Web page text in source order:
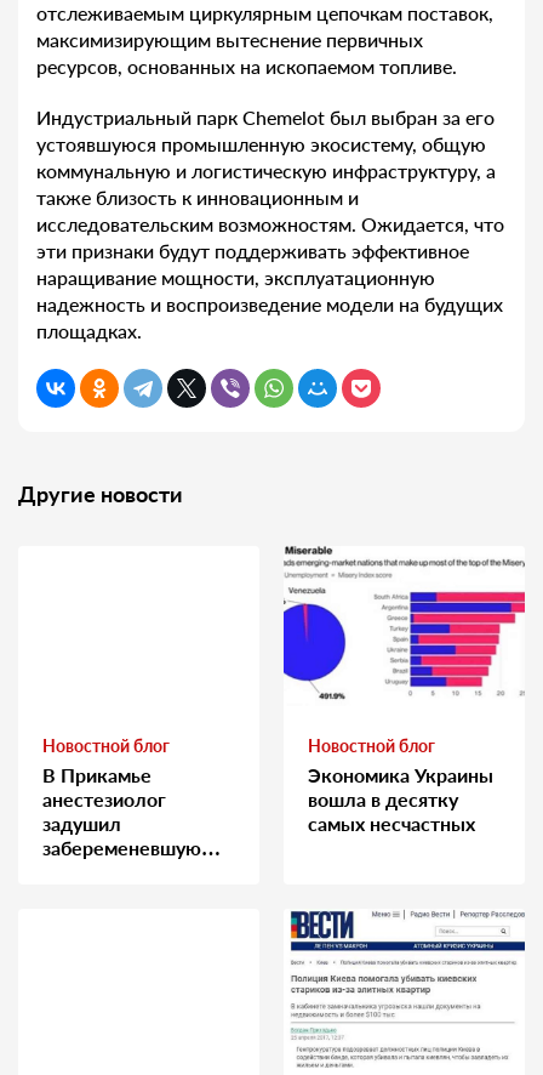
отслеживаемым циркулярным цепочкам поставок,
максимизирующим вытеснение первичных
ресурсов, основанных на ископаемом топливе.
Индустриальный парк Chemelot был выбран за его
устоявшуюся промышленную экосистему, общую
коммунальную и логистическую инфраструктуру, а
также близость к инновационным и
исследовательским возможностям. Ожидается, что
эти признаки будут поддерживать эффективное
наращивание мощности, эксплуатационную
надежность и воспроизведение модели на будущих
площадках.
Другие новости
Новостной блог
В Прикамье
анестезиолог
задушил
забеременевшую
Новостной блог
Экономика Украины
вошла в десятку
самых несчастных